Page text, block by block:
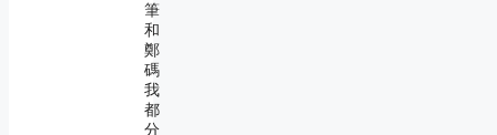
筆
和
鄭
碼
我
都
分